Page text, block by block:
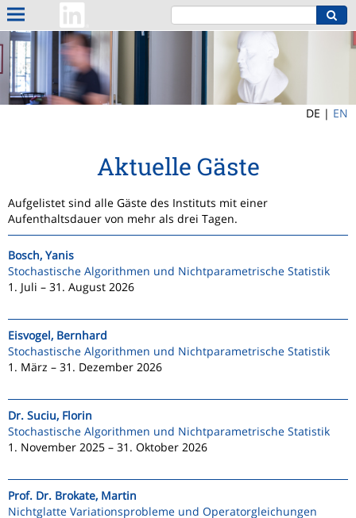
DE | EN
Aktuelle Gäste
Aufgelistet sind alle Gäste des Instituts mit einer
Aufenthaltsdauer von mehr als drei Tagen.
Bosch, Yanis
Stochastische Algorithmen und Nichtparametrische Statistik
1. Juli – 31. August 2026
Eisvogel, Bernhard
Stochastische Algorithmen und Nichtparametrische Statistik
1. März – 31. Dezember 2026
Dr. Suciu, Florin
Stochastische Algorithmen und Nichtparametrische Statistik
1. November 2025 – 31. Oktober 2026
Prof. Dr. Brokate, Martin
Nichtglatte Variationsprobleme und Operatorgleichungen